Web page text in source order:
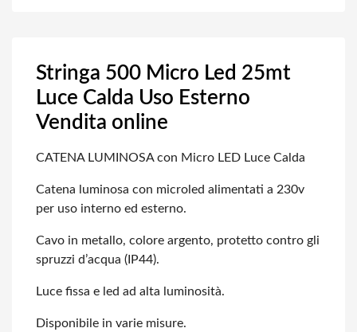
Stringa 500 Micro Led 25mt
Luce Calda Uso Esterno
Vendita online
CATENA LUMINOSA con Micro LED Luce Calda
Catena luminosa con microled alimentati a 230v
per uso interno ed esterno.
Cavo in metallo, colore argento, protetto contro gli
spruzzi d’acqua (IP44).
Luce fissa e led ad alta luminosità.
Disponibile in varie misure.